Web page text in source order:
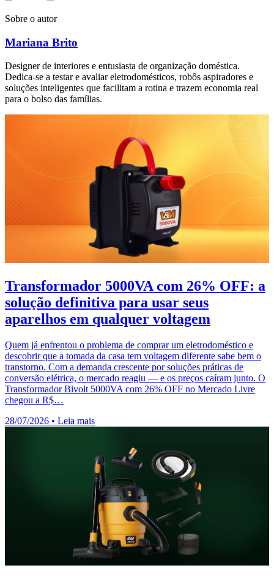
Sobre o autor
Mariana Brito
Designer de interiores e entusiasta de organização doméstica.
Dedica-se a testar e avaliar eletrodomésticos, robôs aspiradores e
soluções inteligentes que facilitam a rotina e trazem economia real
para o bolso das famílias.
Transformador 5000VA com 26% OFF: a
solução definitiva para usar seus
aparelhos em qualquer voltagem
Quem já enfrentou o problema de comprar um eletrodoméstico e
descobrir que a tomada da casa tem voltagem diferente sabe bem o
transtorno. Com a demanda crescente por soluções práticas de
conversão elétrica, o mercado reagiu — e os preços caíram junto. O
Transformador Bivolt 5000VA com 26% OFF no Mercado Livre
chegou a R$…
28/07/2026 • Leia mais